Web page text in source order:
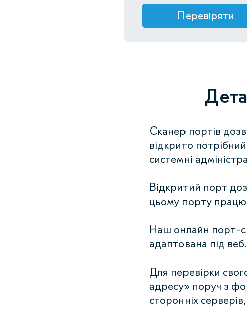
Перевіряти
Сканер портів
відкрито
системні
Відкритий порт
цьому порту
Наш онлайн порт-
адаптована під веб.
Для перевірки
адресу» поруч з
сторонніх